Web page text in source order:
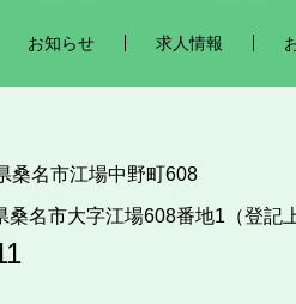
お知らせ 求人情報
桑名市江場中野町608
名市大字江場608番地1（登記